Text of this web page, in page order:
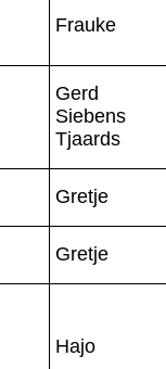
Frauke
Gerd
Siebens
Tjaards
Gretje
Gretje
Hajo